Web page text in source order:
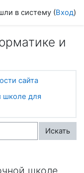
в систему (Вход)
и
сайта
школе для
Искать